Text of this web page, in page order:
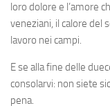
loro dolore e l’amore
veneziani, il calore del
lavoro nei campi.
E se alla fine delle
consolarvi: non siete
pena.